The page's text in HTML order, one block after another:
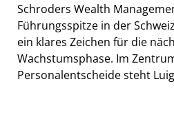
Schroders Wealth
Führungsspitze in der
ein klares Zeichen für die
Wachstumsphase. Im
Personalentscheide steht